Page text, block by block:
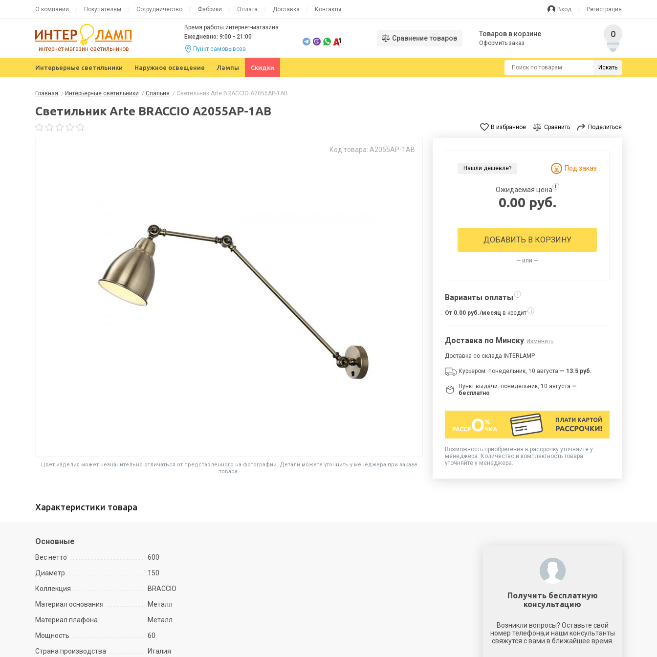
О компании Покупателям Сотрудничество Фабрики Оплата Доставка Контакты Вход Регистрация
интернет-магазин светильников
Время работы интернет-магазина
Ежедневно: 9:00 - 21:00
Пункт самовывоза
Сравнение товаров
Товаров в корзине
Оформить заказ
0
Интерьерные светильники Наружное освещение Лампы Скидки Искать
Главная / Интерьерные светильники / Спальня / Светильник Arte BRACCIO A2055AP-1AB
Светильник Arte BRACCIO A2055AP-1AB
В избранное Сравнить Поделиться
Код товара: A2055AP-1AB
Цвет изделия может незначительно отличаться от представленного на фотографии. Детали можете уточнить у менеджера при заказе
товара.
Нашли дешевле? Под заказ
Ожидаемая цена i
0.00 руб.
ДОБАВИТЬ В КОРЗИНУ
— или —
Варианты оплаты i
От 0.00 руб./месяц в кредит i
Доставка по Минску Изменить
Доставка со склада INTERLAMP
Курьером: понедельник, 10 августа — 13.5 руб.
Пункт выдачи: понедельник, 10 августа —
бесплатно
Возможность приобретения в рассрочку уточняйте у
менеджера. Количество и комплектность товара
уточняйте у менеджера.
Характеристики товара
Основные
Вес нетто
600
Диаметр
150
Коллекция
BRACCIO
Материал основания
Металл
Материал плафона
Металл
Мощность
60
Страна производства
Италия
Получить бесплатную
консультацию
Возникли вопросы? Оставьте свой
номер телефона,и наши консультанты
свяжутся с вами в ближайшее время.